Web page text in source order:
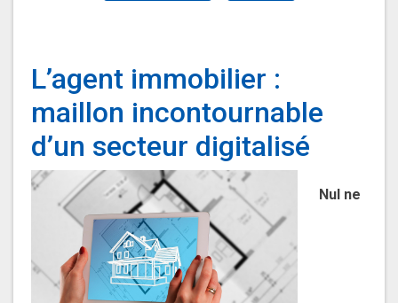
L’agent immobilier :
maillon incontournable
d’un secteur digitalisé
Nul ne